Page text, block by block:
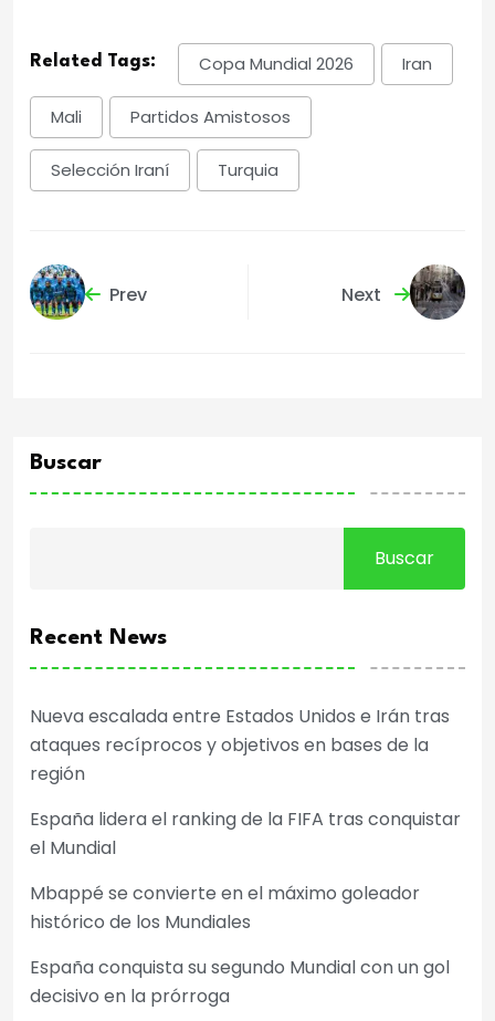
Related Tags: Copa Mundial 2026 Iran
Mali Partidos Amistosos
Selección Iraní Turquia
Prev Next
Buscar
Buscar
Recent News
Nueva escalada entre Estados Unidos e Irán tras
ataques recíprocos y objetivos en bases de la
región
España lidera el ranking de la FIFA tras conquistar
el Mundial
Mbappé se convierte en el máximo goleador
histórico de los Mundiales
España conquista su segundo Mundial con un gol
decisivo en la prórroga